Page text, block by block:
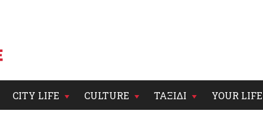
CITY LIFE CULTURE ΤΑΞΙΔΙ YOUR LIFE